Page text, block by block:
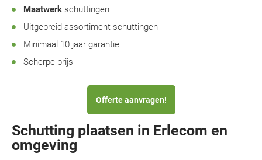
Maatwerk schuttingen
Uitgebreid assortiment schuttingen
Minimaal 10 jaar garantie
Scherpe prijs
Offerte aanvragen!
Schutting plaatsen in Erlecom en
omgeving